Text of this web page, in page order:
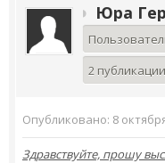
Юра
2 публикации
Опубликовано: 8
Здравствуйте, прошу